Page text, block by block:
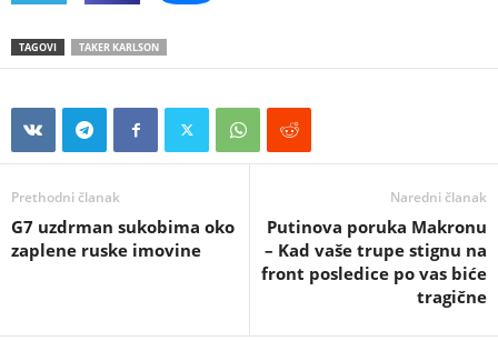
TAGOVI TAKER KARLSON
Prethodni članak
G7 uzdrman sukobima oko
zaplene ruske imovine
Naredni članak
Putinova poruka Makronu
– Kad vaše trupe stignu na
front posledice po vas biće
tragične